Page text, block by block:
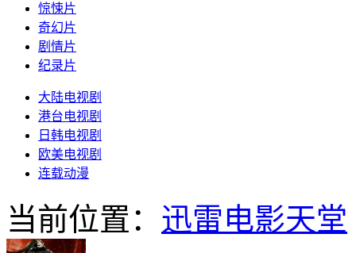
惊悚片
奇幻片
剧情片
纪录片
大陆电视剧
港台电视剧
日韩电视剧
欧美电视剧
连载动漫
当前位置： 迅雷电影天堂